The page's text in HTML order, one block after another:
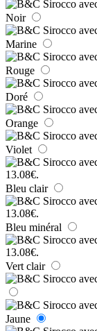
Noir
Marine
Rouge
Doré
Orange
Violet
Bleu clair
Bleu minéral
Vert clair
Jaune